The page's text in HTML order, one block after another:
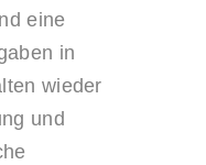
eine
in
wieder
und